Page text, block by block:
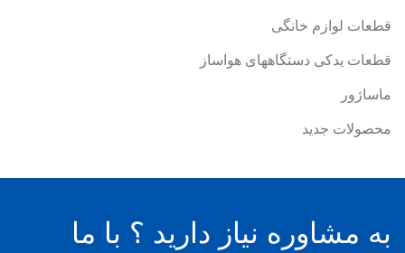
قطعات لوازم خانگی
قطعات یدکی دستگاههای هواساز
ماساژور
محصولات جدید
به مشاوره نیاز دارید ؟ با ما